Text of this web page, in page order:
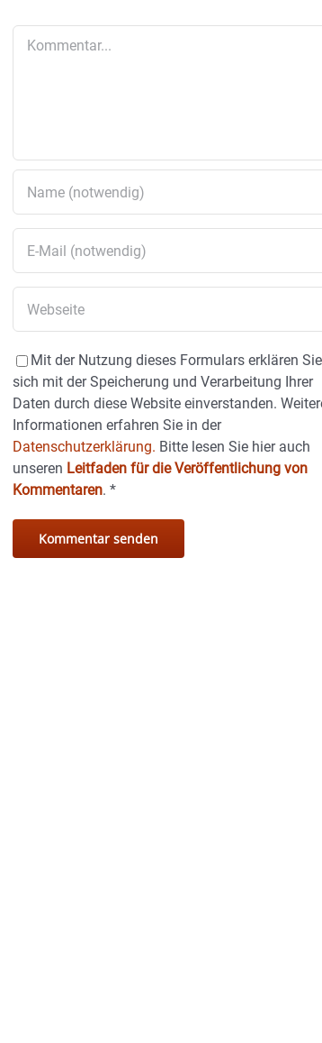
Mit der Nutzung dieses Formulars erklären Sie
sich mit der Speicherung und Verarbeitung Ihrer
Daten durch diese Website einverstanden.
Informationen erfahren Sie in der
Datenschutzerklärung. Bitte lesen Sie hier auch
unseren Leitfaden für die Veröffentlichung von
Kommentaren.*